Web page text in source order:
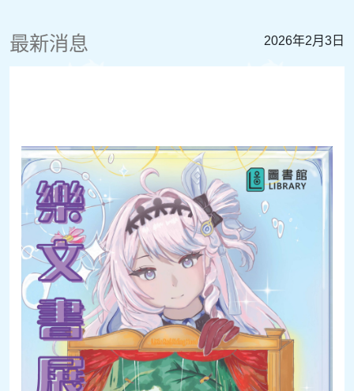
最新消息 2026年2月3日